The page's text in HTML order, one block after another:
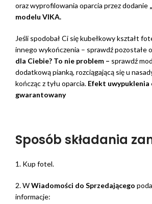
oraz wyprofilowania oparcia przez dodanie
modelu VIKA.
Jeśli spodobał Ci się kubełkowy kształt
innego wykończenia – sprawdź pozostałe
dla Ciebie? To nie problem – sprawdź
dodatkową pianką, rozciągającą się u
kończąc z tyłu oparcia. Efekt uwypuklenia
gwarantowany
Sposób składania
1. Kup fotel.
2. WWiadomości do Sprzedającego
informacje: